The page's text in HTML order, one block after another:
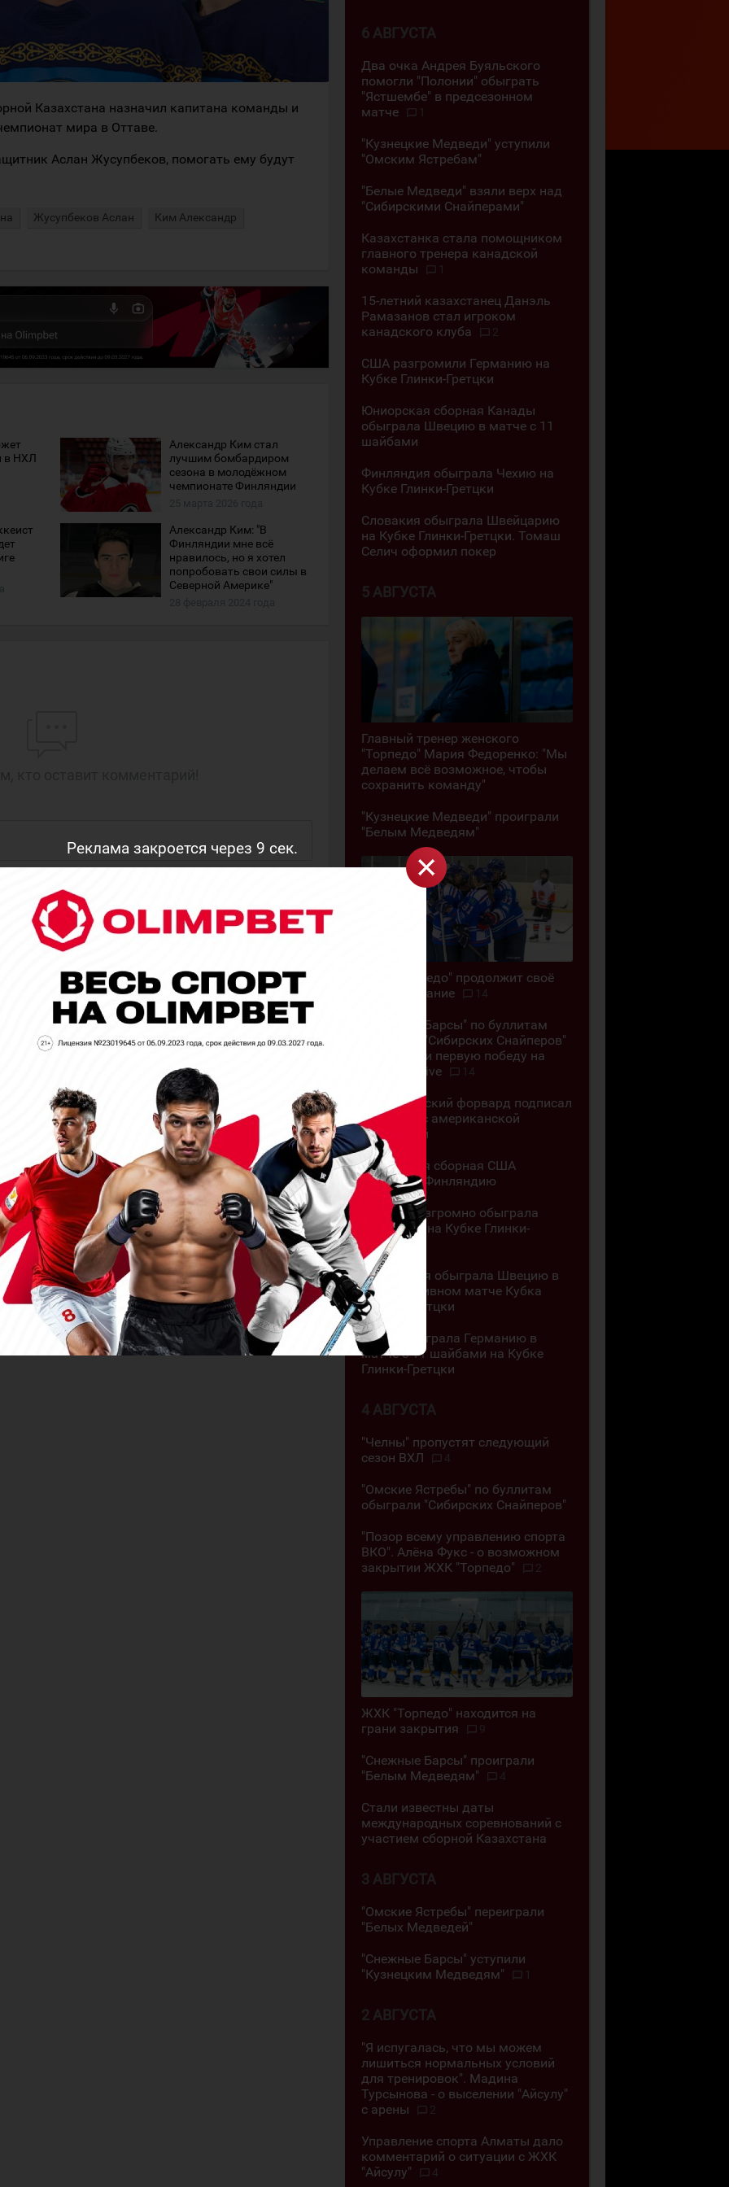
Реклама закроется через 7 сек.
Казахстана назначил капитана команды и
мира в Оттаве.
Аслан Жусупбеков, помогать ему будут
Жусупбеков Аслан
Ким Александр
в НХЛ
Александр Ким стал
лучшим бомбардиром
сезона в молодёжном
чемпионате Финляндии
Александр Ким: "В
Финляндии мне всё
нравилось, но я хотел
попробовать свои силы в
Северной Америке"
6 АВГУСТА
Два очка Андрея Буяльского
помогли "Полонии" обыграть
"Ястшембе" в предсезонном
матче
1
"Кузнецкие Медведи" уступили
"Омским Ястребам"
"Белые Медведи" взяли верх над
"Сибирскими Снайперами"
Казахстанка стала помощником
главного тренера канадской
команды
1
15-летний казахстанец Данэль
Рамазанов стал игроком
канадского клуба
2
США разгромили Германию на
Кубке Глинки-Гретцки
Юниорская сборная Канады
обыграла Швецию в матче с 11
шайбами
Финляндия обыграла Чехию на
Кубке Глинки-Гретцки
Словакия обыграла Швейцарию
на Кубке Глинки-Гретцки. Томаш
Селич оформил покер
5 АВГУСТА
Главный тренер женского
"Торпедо" Мария Федоренко: "Мы
делаем всё возможное, чтобы
сохранить команду"
"Кузнецкие Медведи" проиграли
"Белым Медведям"
ЖХК "Торпедо" продолжит своё
существование
14
"Снежные Барсы" по буллитам
обыграли "Сибирских Снайперов"
и одержали первую победу на
Кубке G-Drive
14
Казахстанский форвард подписал
контракт с американской
академией
Юниорская сборная США
обыграла Финляндию
Канада разгромно обыграла
Словакию на Кубке Глинки-
Гретцки
Швейцария обыграла Швецию в
результативном матче Кубка
Глинки-Гретцки
Чехия обыграла Германию в
матче с 11 шайбами на Кубке
Глинки-Гретцки
4 АВГУСТА
"Челны" пропустят следующий
сезон ВХЛ
4
"Омские Ястребы" по буллитам
обыграли "Сибирских Снайперов"
"Позор всему управлению спорта
ВКО". Алёна Фукс - о возможном
закрытии ЖХК "Торпедо"
2
ЖХК "Торпедо" находится на
грани закрытия
9
"Снежные Барсы" проиграли
"Белым Медведям"
4
Стали известны даты
международных соревнований с
участием сборной Казахстана
3 АВГУСТА
"Омские Ястребы" переиграли
"Белых Медведей"
"Снежные Барсы" уступили
"Кузнецким Медведям"
1
2 АВГУСТА
"Я испугалась, что мы можем
лишиться нормальных условий
для тренировок". Мадина
Турсынова - о выселении "Айсулу"
с арены
2
Управление спорта Алматы дало
комментарий о ситуации с ЖХК
"Айсулу"
4